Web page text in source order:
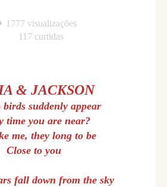
1777 visualizações
117curtidas
& JACKSON
birds suddenly appear
time you are near?
me, they long to be
Close to you
fall down from the sky